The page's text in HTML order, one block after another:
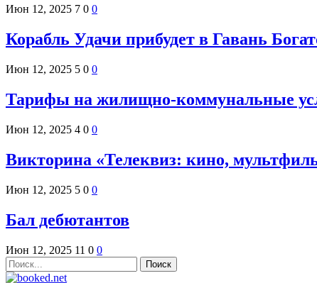
Июн 12, 2025 7 0 0
Корабль Удачи прибудет в Гавань
Июн 12, 2025 5 0 0
Тарифы на жилищно-коммунальные
Июн 12, 2025 4 0 0
Викторина «Телеквиз: кино,
Июн 12, 2025 5 0 0
Бал дебютантов
Июн 12, 2025 11 0 0